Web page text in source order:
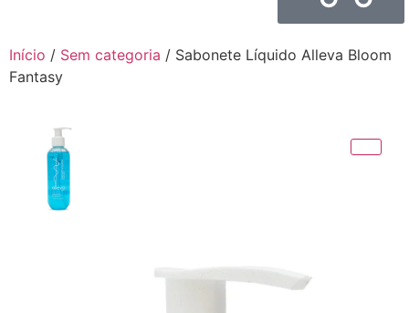
Início / Sem categoria / Sabonete Líquido Alleva Bloom
Fantasy